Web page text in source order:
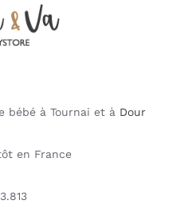
bébé à Tournai et à Dour
en France